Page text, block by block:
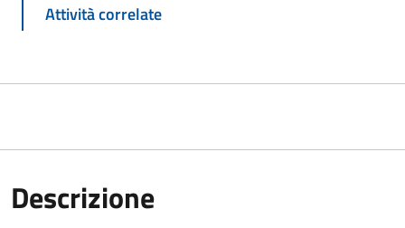
Attività correlate
Descrizione